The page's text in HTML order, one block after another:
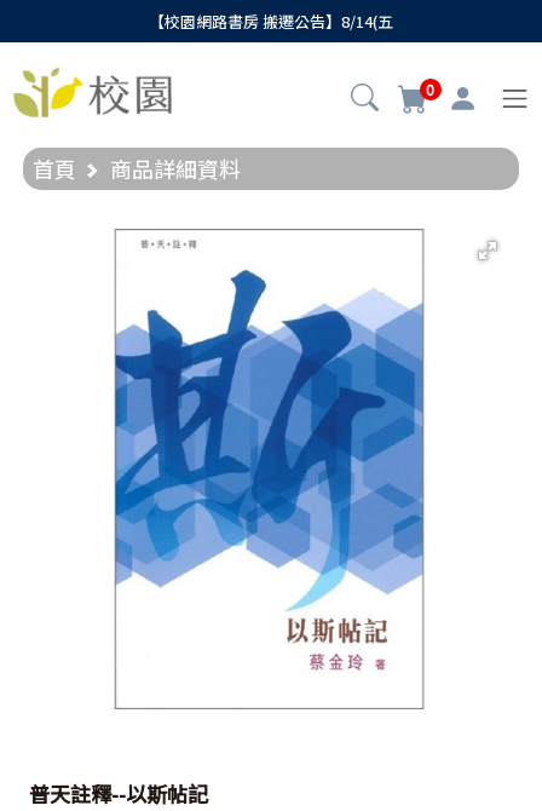
【校園網路書房 搬遷公告】8/14(五
0
首頁 商品詳細資料
普天註釋--以斯帖記